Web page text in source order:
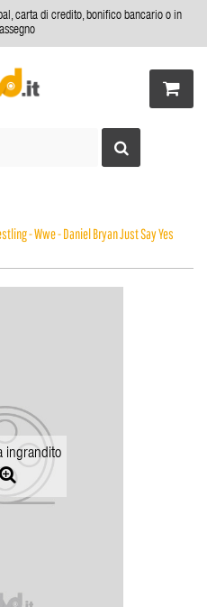
carta di credito, bonifico bancario o in
- Wwe - Daniel Bryan Just Say Yes
ingrandito